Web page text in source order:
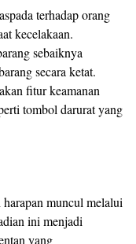
terhadap orang
kecelakaan.
sebaiknya
secara ketat.
fitur keamanan
tombol darurat yang
muncul melalui
ini menjadi
yang